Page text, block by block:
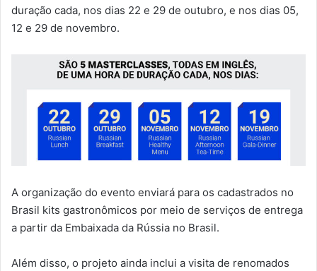
duração cada, nos dias 22 e 29 de outubro, e nos dias 05,
12 e 29 de novembro.
A organização do evento enviará para os cadastrados no
Brasil kits gastronômicos por meio de serviços de entrega
a partir da Embaixada da Rússia no Brasil.
Além disso, o projeto ainda inclui a visita de renomados